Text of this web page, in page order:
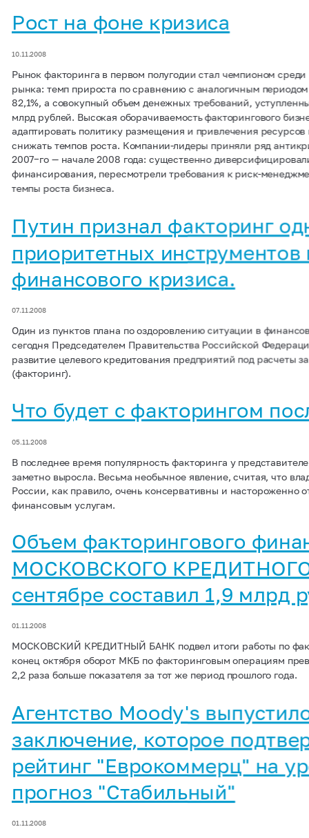
Рост на фоне кризиса
10.11.2008
Рынок факторинга в первом полугодии стал чемпионом
рынка: темп прироста по сравнению с аналогичным периодом
82,1%, а совокупный объем денежных требований,
млрд рублей. Высокая оборачиваемость факторингового
адаптировать политику размещения и привлечения
снижать темпов роста. Компании-лидеры приняли ряд
2007−го — начале 2008 года: существенно
финансирования, пересмотрели требования к риск-
темпы роста бизнеса.
Путин признал факторинг
приоритетных
финансового кризиса.
07.11.2008
Один из пунктов плана по оздоровлению ситуации в
сегодня Председателем Правительства Российской
развитие целевого кредитования предприятий под расчеты
(факторинг).
Что будет с факторингом
05.11.2008
В последнее время популярность факторинга у
заметно выросла. Весьма необычное явление, считая, что
России, как правило, очень консервативны и настороженно
финансовым услугам.
Объем факторингового
МОСКОВСКОГО
сентябре составил 1,9 млрд
01.11.2008
МОСКОВСКИЙ КРЕДИТНЫЙ БАНК подвел итоги работы по
конец октября оборот МКБ по факторинговым операциям
2,2 раза больше показателя за тот же период прошлого года.
Агентство Moody's
заключение, которое
рейтинг "Еврокоммерц" на
прогноз "Стабильный"
01.11.2008